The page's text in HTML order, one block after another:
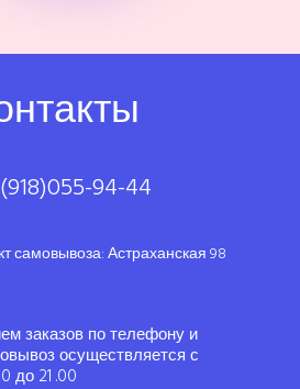
самовывоза: Астраханская 98
94-44
заказов по телефону и
осуществляется с
до 21 .00